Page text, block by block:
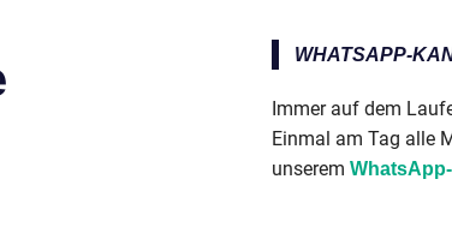
WHATSAPP-
Immer auf dem
Einmal am Tag alle
unserem